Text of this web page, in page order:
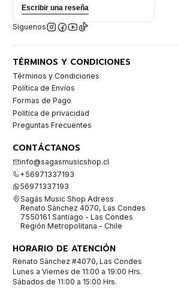
Escribir una reseña
Síguenos
TÉRMINOS Y CONDICIONES
Términos y Condiciones
Política de Envíos
Formas de Pago
Política de privacidad
Preguntas Frecuentes
CONTÁCTANOS
info@sagasmusicshop.cl
+56971337193
56971337193
Sagás Music Shop Adress
Renato Sánchez 4070, Las Condes
7550161 Santiago - Las Condes
Región Metropolitana - Chile
HORARIO DE ATENCIÓN
Renato Sánchez #4070, Las Condes
Lunes a Viernes de 11:00 a 19:00 Hrs.
Sábados de 11:00 a 15:00 Hrs.